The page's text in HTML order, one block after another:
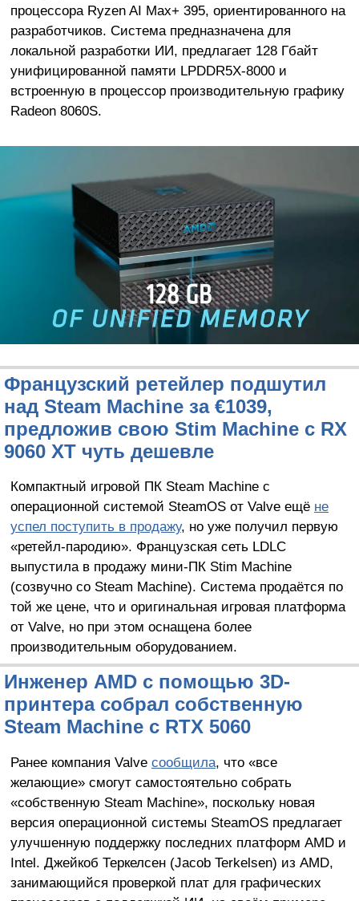
процессора Ryzen AI Max+ 395, ориентированного на
разработчиков. Система предназначена для
локальной разработки ИИ, предлагает 128 Гбайт
унифицированной памяти LPDDR5X-8000 и
встроенную в процессор производительную графику
Radeon 8060S.
Французский ретейлер подшутил
над Steam Machine за €1039,
предложив свою Stim Machine c RX
9060 XT чуть дешевле
Компактный игровой ПК Steam Machine с
операционной системой SteamOS от Valve ещё не
успел поступить в продажу, но уже получил первую
«ретейл-пародию». Французская сеть LDLC
выпустила в продажу мини-ПК Stim Machine
(созвучно со Steam Machine). Система продаётся по
той же цене, что и оригинальная игровая платформа
от Valve, но при этом оснащена более
производительным оборудованием.
Инженер AMD с помощью 3D-
принтера собрал собственную
Steam Machine с RTX 5060
Ранее компания Valve сообщила, что «все
желающие» смогут самостоятельно собрать
«собственную Steam Machine», поскольку новая
версия операционной системы SteamOS предлагает
улучшенную поддержку последних платформ AMD и
Intel. Джейкоб Теркелсен (Jacob Terkelsen) из AMD,
занимающийся проверкой плат для графических